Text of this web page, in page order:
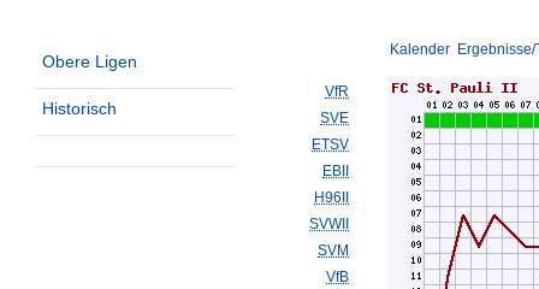
Obere Ligen
Historisch
Kalender
VfR
SVE
ETSV
EBII
H96II
SVWII
SVM
VfB